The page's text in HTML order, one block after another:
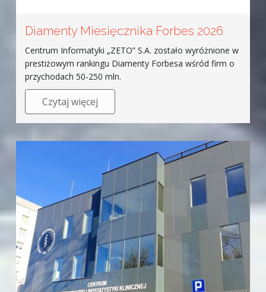
Diamenty Miesięcznika Forbes 2026
Centrum Informatyki „ZETO” S.A. zostało wyróżnione w
prestiżowym rankingu Diamenty Forbesa wśród firm o
przychodach 50-250 mln.
Czytaj więcej